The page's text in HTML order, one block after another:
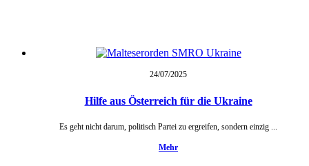
24/07/2025
Hilfe aus Österreich für die Ukraine
Es geht nicht darum, politisch Partei zu ergreifen, sondern einzig ...
Mehr